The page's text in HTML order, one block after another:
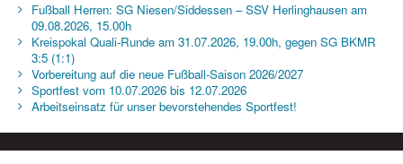
Fußball Herren: SG Niesen/Siddessen – SSV Herlinghausen am
09.08.2026, 15.00h
Kreispokal Quali-Runde am 31.07.2026, 19.00h, gegen SG BKMR
3:5 (1:1)
Vorbereitung auf die neue Fußball-Saison 2026/2027
Sportfest vom 10.07.2026 bis 12.07.2026
Arbeitseinsatz für unser bevorstehendes Sportfest!